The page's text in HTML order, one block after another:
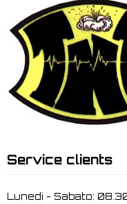
Service clients
Lunedi - Sabato: